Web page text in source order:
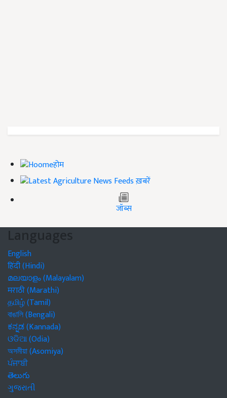
होम
ख़बरें
जॉब्स
Languages
English
हिंदी (Hindi)
മലയാളം (Malayalam)
मराठी (Marathi)
தமிழ் (Tamil)
বাঙালি (Bengali)
ಕನ್ನಡ (Kannada)
ଓଡିଆ (Odia)
অসমীয়া (Asomiya)
ਪੰਜਾਬੀ
తెలుగు
ગુજરાતી